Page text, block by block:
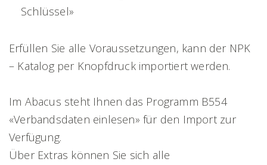
Schlüssel»
Erfüllen Sie alle Voraussetzungen, kann der NPK
– Katalog per Knopfdruck importiert werden.
Im Abacus steht Ihnen das Programm B554
«Verbandsdaten einlesen» für den Import zur
Verfügung.
Über Extras können Sie sich alle